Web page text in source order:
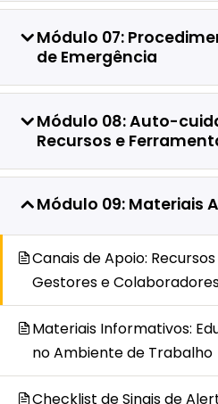
Home All Courses
Módulo 07:
de Emergência
Módulo 08: Auto-
Recursos e
Módulo 09: Materiais
Canais de Apoio:
Gestores e
Materiais Informativos:
no Ambiente de Trabalho
Checklist de Sinais de
Powered byWordPress